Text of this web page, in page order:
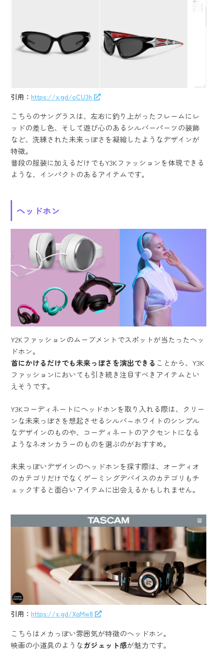
引用：https://x.gd/oCU3h
こちらのサングラスは、左右に釣り上がったフレームにレ
ッドの差し色、そして遊び心のあるシルバーパーツの装飾
など、洗練された未来っぽさを凝縮したようなデザインが
特徴。
普段の服装に加えるだけでもY3Kファッションを体現できる
ような、インパクトのあるアイテムです。
ヘッドホン
Y2Kファッションのムーブメントでスポットが当たったヘッ
ドホン。
首にかけるだけでも未来っぽさを演出できる ことから、Y3K
ファッションにおいても引き続き注目すべきアイテムとい
えそうです。
Y3Kコーディネートにヘッドホンを取り入れる際は、クリー
ンな未来っぽさを想起させるシルバ～ホワイトのシンプル
なデザインのものや、コーディネートのアクセントになる
ようなネオンカラーのものを選ぶのがおすすめ。
未来っぽいデザインのヘッドホンを探す際は、オーディオ
のカテゴリだけでなくゲーミングデバイスのカテゴリもチ
ェックすると面白いアイテムに出会えるかもしれません。
引用：https://x.gd/XqMw8
こちらはメカっぽい雰囲気が特徴のヘッドホン。
映画の小道具のようなガジェット感が魅力です。